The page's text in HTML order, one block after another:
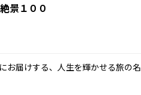
景１００
お届けする、人生を輝かせる旅の名